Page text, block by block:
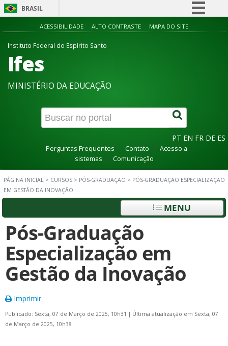
BRASIL
Simplifique!
Canais
ACESSIBILIDADE ALTO CONTRASTE MAPA DO SITE
Instituto Federal do Espírito Santo
Ifes
MINISTÉRIO DA EDUCAÇÃO
PT EN FR DE ES
Perguntas Frequentes Contato
Acesso a
sistemas
Comunicação
PÁGINA INICIAL > CURSOS > PÓS-GRADUAÇÃO > PÓS-GRADUAÇÃO ESPECIALIZAÇÃO
EM GESTÃO DA INOVAÇÃO
MENU
Pós-Graduação
Especialização em
Gestão da Inovação
Imprimir
Publicado: Sexta, 07 de Março de 2025, 10h31 | Última atualização em Sexta, 07
de Março de 2025, 10h38